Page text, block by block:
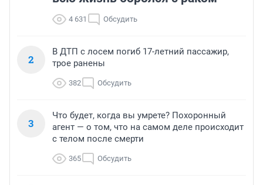
4 631 Обсудить
2
В ДТП с лосем погиб 17-летний пассажир,
трое ранены
382 Обсудить
3
Что будет, когда вы умрете? Похоронный
агент — о том, что на самом деле происходит
с телом после смерти
365 Обсудить